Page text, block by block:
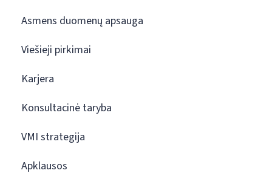
Asmens duomenų apsauga
Viešieji pirkimai
Karjera
Konsultacinė taryba
VMI strategija
Apklausos